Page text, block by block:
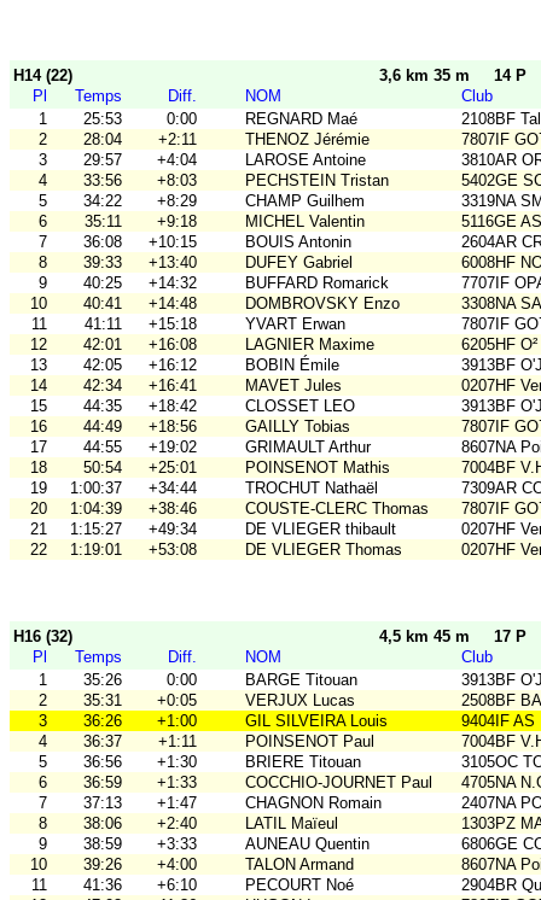
H14 (22) 3,6 km 35 m
14 P
Pl
Temps Diff. NOM
Club
1
25:53 0:00 REGNARD Maé
2108BF
2
28:04 +2:11 THENOZ Jérémie
7807IF
3
29:57 +4:04 LAROSE Antoine
3810AR
4
33:56 +8:03 PECHSTEIN Tristan
5402GE
5
34:22 +8:29 CHAMP Guilhem
3319NA
6
35:11 +9:18 MICHEL Valentin
5116GE
7
36:08 +10:15 BOUIS Antonin
2604AR
8
39:33 +13:40 DUFEY Gabriel
6008HF
9
40:25 +14:32 BUFFARD Romarick
7707IF
10
40:41 +14:48 DOMBROVSKY Enzo
3308NA
11
41:11 +15:18 YVART Erwan
7807IF
12
42:01 +16:08 LAGNIER Maxime
6205HF O²
13
42:05 +16:12 BOBIN Émile
3913BF
14
42:34 +16:41 MAVET Jules
0207HF
15
44:35 +18:42 CLOSSET LEO
3913BF
16
44:49 +18:56 GAILLY Tobias
7807IF
17
44:55 +19:02 GRIMAULT Arthur
8607NA
18
50:54 +25:01 POINSENOT Mathis
7004BF
19
1:00:37 +34:44 TROCHUT Nathaël
7309AR
20
1:04:39 +38:46 COUSTE-CLERC Thomas
7807IF
21
1:15:27 +49:34 DE VLIEGER thibault
0207HF
22
1:19:01 +53:08 DE VLIEGER Thomas 0207HF
H16 (32) 4,5 km 45 m
17 P
Pl
Temps Diff. NOM
Club
1
35:26 0:00 BARGE Titouan
3913BF
2
35:31 +0:05 VERJUX Lucas
2508BF
3
36:26 +1:00 GIL SILVEIRA Louis
9404IF AS
4
36:37 +1:11 POINSENOT Paul
7004BF
5
36:56 +1:30 BRIERE Titouan
3105OC
6
36:59 +1:33 COCCHIO-JOURNET Paul
4705NA
7
37:13 +1:47 CHAGNON Romain
2407NA
8
38:06 +2:40 LATIL Maïeul
1303PZ
9
38:59 +3:33 AUNEAU Quentin
6806GE
10
39:26 +4:00 TALON Armand
8607NA
11
41:36 +6:10 PECOURT Noé
2904BR